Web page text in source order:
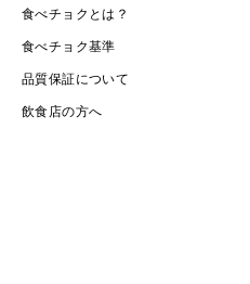
食べチョクとは？
食べチョク基準
品質保証について
飲食店の方へ